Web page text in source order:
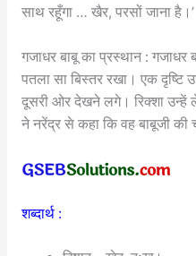
साथ रहूँगा … खैर, परसों जाना है।’
गजाधर बाबू का प्रस्थान : गजाधर
पतला सा बिस्तर रखा। एक दृष्टि
दूसरी ओर देखने लगे। रिक्शा उन्हें
ने नरेंद्र से कहा कि वह बाबूजी की
शब्दार्थ :